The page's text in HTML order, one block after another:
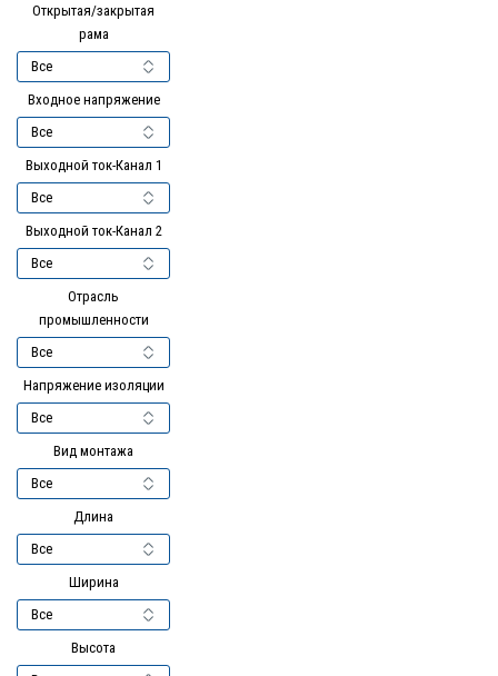
Открытая/закрытая
рама
Входное напряжение
Выходной ток-Канал 1
Выходной ток-Канал 2
Отрасль
промышленности
Напряжение изоляции
Вид монтажа
Длина
Ширина
Высота